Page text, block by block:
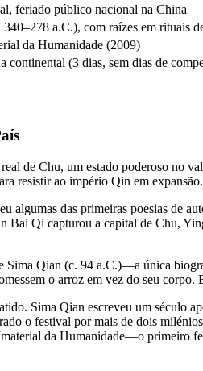
feriado público nacional na China
a.C.), com raízes em rituais
da Humanidade (2009)
continental (3 dias, sem dias de
de Chu, um estado poderoso no
resistir ao império Qin em
algumas das primeiras poesias de
Bai Qi capturou a capital de Chu,
Sima Qian (c. 94 a.C.)—a única
o arroz em vez do seu
Sima Qian escreveu um século
o festival por mais de dois
da Humanidade—o primeiro